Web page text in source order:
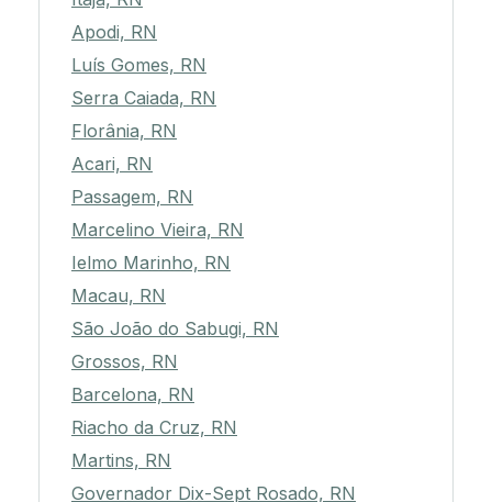
Apodi, RN
Luís Gomes, RN
Serra Caiada, RN
Florânia, RN
Acari, RN
Passagem, RN
Marcelino Vieira, RN
Ielmo Marinho, RN
Macau, RN
São João do Sabugi, RN
Grossos, RN
Barcelona, RN
Riacho da Cruz, RN
Martins, RN
Governador Dix-Sept Rosado, RN